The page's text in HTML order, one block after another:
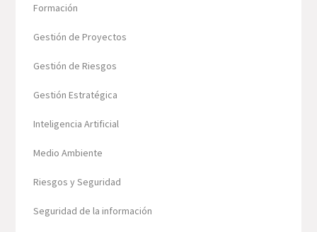
Formación
Gestión de Proyectos
Gestión de Riesgos
Gestión Estratégica
Inteligencia Artificial
Medio Ambiente
Riesgos y Seguridad
Seguridad de la información